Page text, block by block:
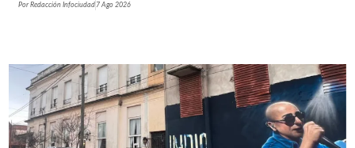
PorRedacción Infociudad 7 Ago 2026